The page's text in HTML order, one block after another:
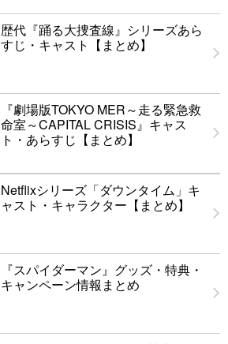
歴代『踊る大捜査線』シリーズあら
すじ・キャスト【まとめ】
『劇場版TOKYO MER～走る緊急救
命室～CAPITAL CRISIS』キャス
ト・あらすじ【まとめ】
Netflixシリーズ「ダウンタイム」キ
ャスト・キャラクター【まとめ】
『スパイダーマン』グッズ・特典・
キャンペーン情報まとめ